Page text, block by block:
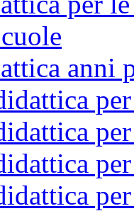
anni